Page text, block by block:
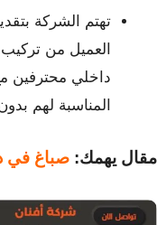
تهتم الشركة
العميل من
داخلي محترفين مع
المناسبة لهم
مقال يهمك: صباغ في